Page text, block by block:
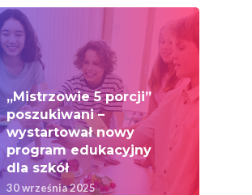
„Mistrzowie 5 porcji”
poszukiwani –
wystartował nowy
program edukacyjny
dla szkół
30 września 2025
Świetnie Wpływa
Warzywa I Owoce
Super Moce
Good Move
Związek Zawodowy
Rolników Ojczyzna
Branża